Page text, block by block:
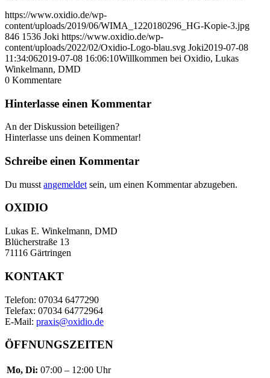
https://www.oxidio.de/wp-
content/uploads/2019/06/WIMA_1220180296_HG-Kopie-3.jpg
846 1536 Joki https://www.oxidio.de/wp-
content/uploads/2022/02/Oxidio-Logo-blau.svg Joki2019-07-08
11:34:062019-07-08 16:06:10Willkommen bei Oxidio, Lukas
Winkelmann, DMD
0 Kommentare
Hinterlasse einen Kommentar
An der Diskussion beteiligen?
Hinterlasse uns deinen Kommentar!
Schreibe einen Kommentar
Du musst angemeldet sein, um einen Kommentar abzugeben.
OXIDIO
Lukas E. Winkelmann, DMD
Blücherstraße 13
71116 Gärtringen
KONTAKT
Telefon: 07034 6477290
Telefax: 07034 64772964
E-Mail: praxis@oxidio.de
ÖFFNUNGSZEITEN
Mo, Di: 07:00 – 12:00 Uhr